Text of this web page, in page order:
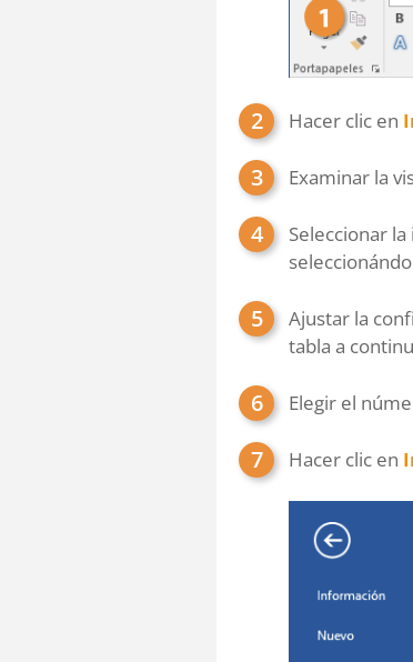
Hacer clic en
Examinar la
Seleccionar
Ajustar la
tabla a
Elegir el
Hacer clic en